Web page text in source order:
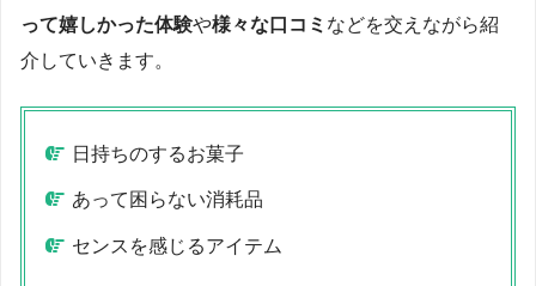
って嬉しかった体験や様々な口コミ などを交えながら紹
介していきます。
日持ちのするお菓子
あって困らない消耗品
センスを感じるアイテム